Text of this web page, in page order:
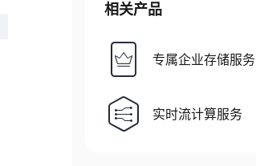
相关产品
专属企业存储服务
实时流计算服务